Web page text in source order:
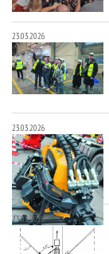
23.03.2026
23.03.2026
23.03.2026